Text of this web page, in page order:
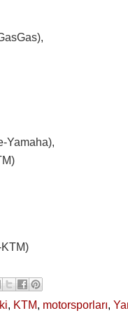
Yamaha),
, KTM, motorsporları,